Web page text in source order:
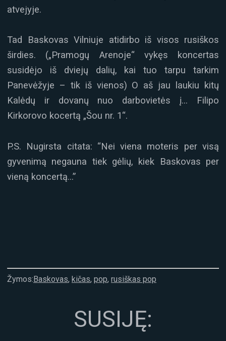
atvejyje.
Tad Baskovas Vilniuje atidirbo iš visos rusiškos
širdies. („Pramogų Arenoje“ vykęs koncertas
susidėjo iš dviejų dalių, kai tuo tarpu tarkim
Panevėžyje – tik iš vienos) O aš jau laukiu kitų
Kalėdų ir dovanų nuo darbovietės į… Filipo
Kirkorovo kocertą „Šou nr. 1“.
P.S. Nugirsta citata: “Nei viena moteris per visą
gyvenimą negauna tiek gėlių, kiek Baskovas per
vieną koncertą…”
Žymos: Baskovas, kičas, pop, rusiškas pop
SUSIJĘ: